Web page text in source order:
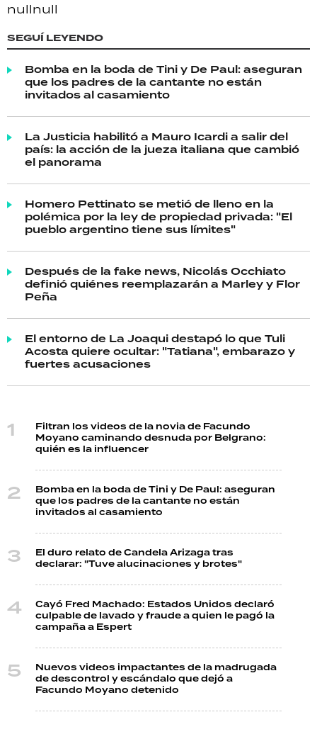
nullnull
SEGUÍ LEYENDO
Bomba en la boda de Tini y De Paul: aseguran
que los padres de la cantante no están
invitados al casamiento
La Justicia habilitó a Mauro Icardi a salir del
país: la acción de la jueza italiana que cambió
el panorama
Homero Pettinato se metió de lleno en la
polémica por la ley de propiedad privada: "El
pueblo argentino tiene sus límites"
Después de la fake news, Nicolás Occhiato
definió quiénes reemplazarán a Marley y Flor
Peña
El entorno de La Joaqui destapó lo que Tuli
Acosta quiere ocultar: "Tatiana", embarazo y
fuertes acusaciones
Filtran los videos de la novia de Facundo
Moyano caminando desnuda por Belgrano:
quién es la influencer
Bomba en la boda de Tini y De Paul: aseguran
que los padres de la cantante no están
invitados al casamiento
El duro relato de Candela Arizaga tras
declarar: "Tuve alucinaciones y brotes"
Cayó Fred Machado: Estados Unidos declaró
culpable de lavado y fraude a quien le pagó la
campaña a Espert
Nuevos videos impactantes de la madrugada
de descontrol y escándalo que dejó a
Facundo Moyano detenido